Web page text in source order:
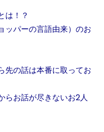
は！？
ッパーの言語由来）のお
先の話は本番に取ってお
らお話が尽きないお2人